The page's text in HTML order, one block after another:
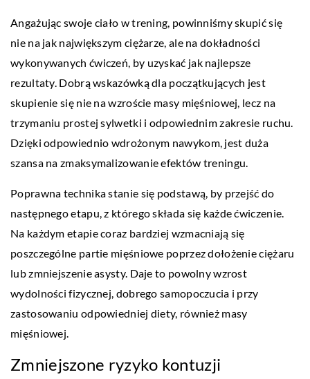
Angażując swoje ciało w trening, powinniśmy skupić się
nie na jak największym ciężarze, ale na dokładności
wykonywanych ćwiczeń, by uzyskać jak najlepsze
rezultaty. Dobrą wskazówką dla początkujących jest
skupienie się nie na wzroście masy mięśniowej, lecz na
trzymaniu prostej sylwetki i odpowiednim zakresie ruchu.
Dzięki odpowiednio wdrożonym nawykom, jest duża
szansa na zmaksymalizowanie efektów treningu.
Poprawna technika stanie się podstawą, by przejść do
następnego etapu, z którego składa się każde ćwiczenie.
Na każdym etapie coraz bardziej wzmacniają się
poszczególne partie mięśniowe poprzez dołożenie ciężaru
lub zmniejszenie asysty. Daje to powolny wzrost
wydolności fizycznej, dobrego samopoczucia i przy
zastosowaniu odpowiedniej diety, również masy
mięśniowej.
Zmniejszone ryzyko kontuzji